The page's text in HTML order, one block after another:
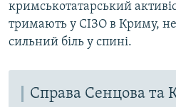
кримськотатарський
тримають у СІЗО в Криму,
сильний біль у спині.
Справа Сенцова та